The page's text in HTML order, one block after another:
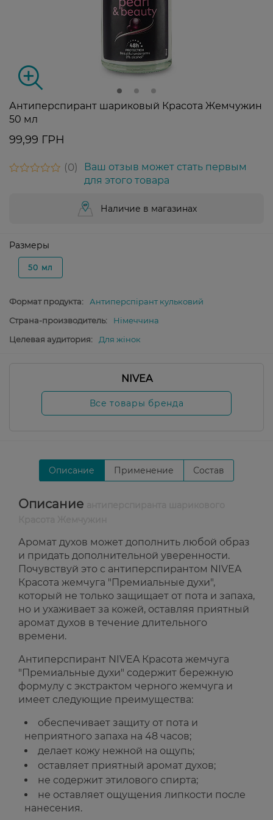
Антиперспирант шариковый Красота Жемчужин
50 мл
99,99 ГРН
0
Ваш отзыв может стать первым
для этого товара
Наличие в магазинах
Размеры
50 мл
Формат продукта:
Антиперспірант кульковий
Страна-производитель:
Німеччина
Целевая аудитория:
Для жінок
NIVEA
Все товары бренда
Описание Применение Состав
Описание
Аромат духов может дополнить любой образ
и придать дополнительной уверенности.
Почувствуй это с антиперспирантом NIVEA
Красота жемчуга "Премиальные духи",
который не только защищает от пота и запаха,
но и ухаживает за кожей, оставляя приятный
аромат духов в течение длительного
времени.
Антиперспирант NIVEA Красота жемчуга
"Премиальные духи" содержит бережную
формулу с экстрактом черного жемчуга и
имеет следующие преимущества:
обеспечивает защиту от пота и
неприятного запаха на 48 часов;
делает кожу нежной на ощупь;
оставляет приятный аромат духов;
не содержит этилового спирта;
не оставляет ощущения липкости после
нанесения.